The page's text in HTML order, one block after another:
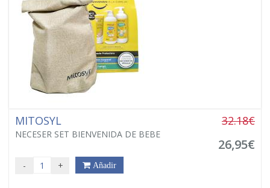
MITOSYL
NECESER SET BIENVENIDA DE BEBE
32.18€
26,95€
- + Añadir